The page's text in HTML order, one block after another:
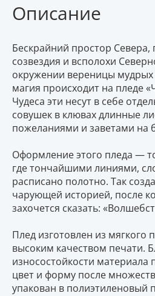
Описание
Бескрайний простор
созвездия и всполохи
окружении вереницы
магия происходит на пледе
Чудеса эти несут в себе
совушек в клювах длинные
пожеланиями и заветами на
Оформление этого пледа —
где тончайшими линиями,
расписано полотно. Так
чарующей историей, после
захочется сказать:
Плед изготовлен из мягкого
высоким качеством печати.
износостойкости материала
цвет и форму после
упакован в полиэтиленовый